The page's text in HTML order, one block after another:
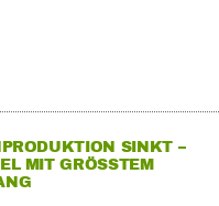
SINKT –
MIT GRÖSSTEM R